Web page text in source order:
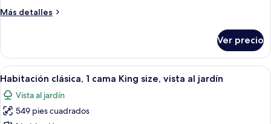
King
al
océano
Más detalles
Más
clásica,
cama
size,
vista
al
Ver precio
Abrir
todas
las
fotos
Habitación de hotel con una cama
5
Habitación clásica, 1 cama King size, vista al jardín
Vista al jardín
549 pies cuadrados